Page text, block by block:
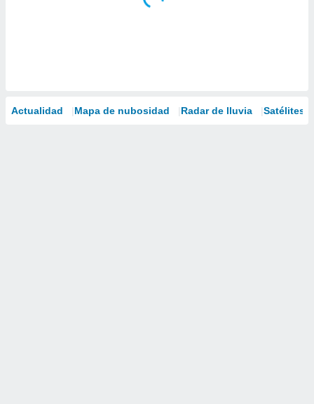
Actualidad Mapa de nubosidad Radar de lluvia Satélites